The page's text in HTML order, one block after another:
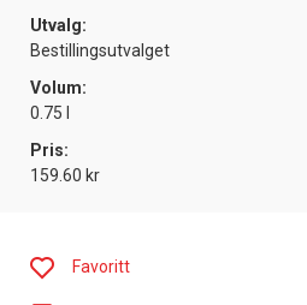
Utvalg:
Bestillingsutvalget
Volum:
0.75 l
Pris:
159.60 kr
Favoritt